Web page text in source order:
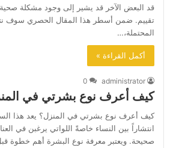
قد البعض الآخر قد يشير إلى وجود مشكلة صحية
تقييم. ضمن أسطر هذا المقال الحصري سوف
المحتملة،…
أكمل القراءة »
administrator
0
كيف أعرف نوع بشرتي في
كيف أعرف نوع بشرتي في المنزل؟ يعد هذا
انتشاراً بين النساء خاصةً اللواتي يرغبن في
صحيحة. ويعتبر معرفة نوع البشرة أهم خطوة